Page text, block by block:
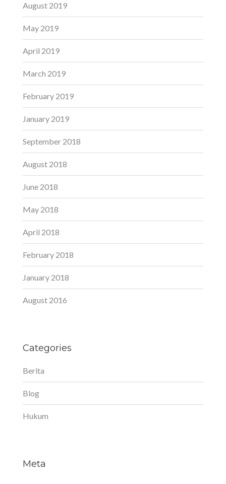
August 2019
May 2019
April 2019
March 2019
February 2019
January 2019
September 2018
August 2018
June 2018
May 2018
April 2018
February 2018
January 2018
August 2016
Categories
Berita
Blog
Hukum
Meta